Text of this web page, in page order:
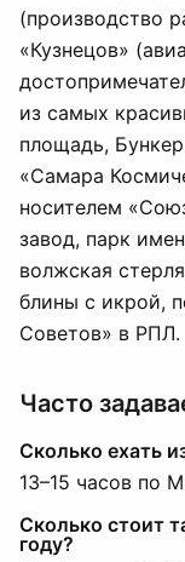
(производство
«Кузнецов»
из самых
площадь,
«Самара
носителем
завод, парк
волжская
блины с икрой,
Советов» в РПЛ.
Часто
Сколько ехать
13–15 часов по
Сколько стоит
году?